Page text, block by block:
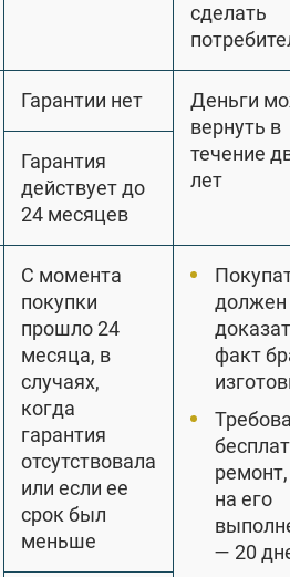
сделать
Гарантии нет
Деньги
вернуть в
течение
лет
Гарантия
действует до
24 месяцев
С момента
покупки
прошло 24
месяца, в
случаях,
когда
гарантия
отсутствовала
или если ее
срок был
меньше
должен
факт
на его
— 20